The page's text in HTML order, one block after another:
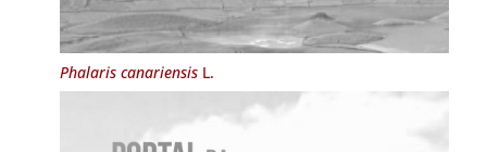
Phalaris canariensisL.